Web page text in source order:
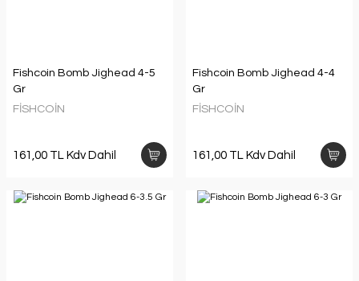
Fishcoin Bomb Jighead 4-5
Gr
FİSHCOİN
161,00 TL Kdv Dahil
Fishcoin Bomb Jighead 4-4
Gr
FİSHCOİN
161,00 TL Kdv Dahil